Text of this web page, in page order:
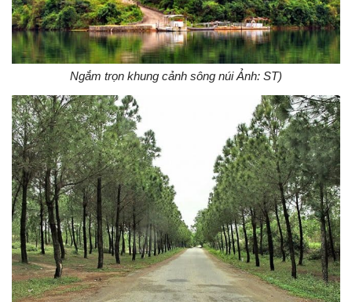
Ngắm trọn khung cảnh sông núi Ảnh: ST)